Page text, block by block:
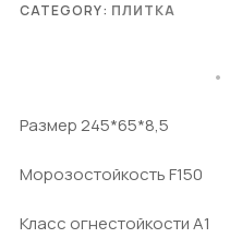
Размер 245*65*8,5
Морозостойкость F150
Класс огнестойкости А1
CATEGORY: ПЛИТКА